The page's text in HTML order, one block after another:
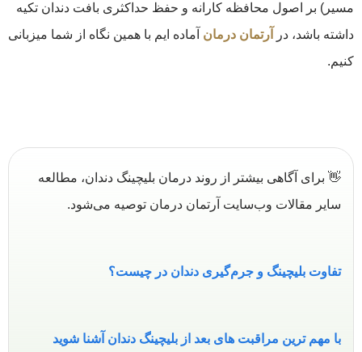
مسیر) بر اصول محافظه ‌کارانه و حفظ حداکثری بافت دندان تکیه
داشته باشد، در
آرتمان درمان آماده ‌ایم با همین نگاه از شما میزبانی
کنیم.
👋 برای آگاهی بیشتر از روند درمان بلیچینگ دندان، مطالعه
سایر مقالات وب‌سایت آرتمان درمان توصیه می‌شود.
تفاوت بلیچینگ و جرم‌گیری دندان در چیست؟
با مهم ترین مراقبت های بعد از بلیچینگ دندان آشنا شوید